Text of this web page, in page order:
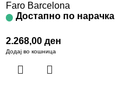
Faro Barcelona
Достапно по нарачка
2.268,00 ден
Додај во кошница